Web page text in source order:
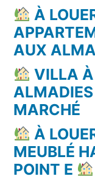
À
AUX
VILLA
ALMADIES
MARCHÉ
À
MEUBLÉ
POINT E